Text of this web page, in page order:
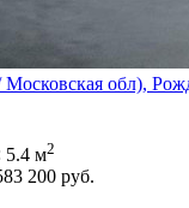
обл),
5.4 м2
200 руб.